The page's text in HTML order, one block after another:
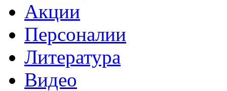
Акции
Персоналии
Литература
Видео